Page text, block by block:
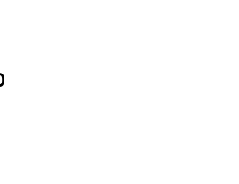
voorraad